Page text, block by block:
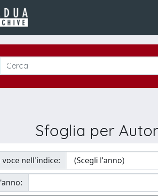
Sfoglia per
voce nell'indice: